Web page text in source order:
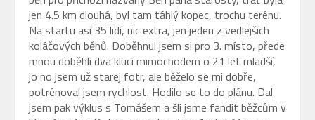
jen 4.5 km dlouhá, byl tam táhlý kopec, trochu terénu.
Na startu asi 35 lidí, nic extra, jen jeden z vedlejších
koláčových běhů. Doběhnul jsem si pro 3. místo, přede
mnou doběhli dva klucí mimochodem o 21 let mladší,
jo no jsem už starej fotr, ale běželo se mi dobře,
potrénoval jsem rychlost. Hodilo se to do plánu. Dal
jsem pak výklus s Tomášem a šli jsme fandit běžcům v